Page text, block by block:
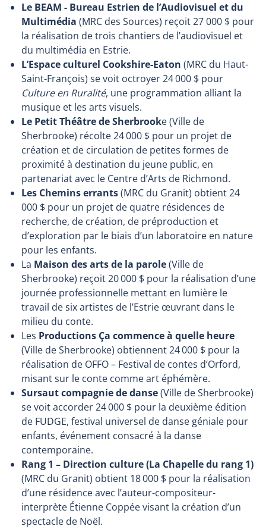
Le BEAM - Bureau Estrien de l’Audiovisuel et du
Multimédia (MRC des Sources) reçoit 27 000 $ pour
la réalisation de trois chantiers de l’audiovisuel et
du multimédia en Estrie.
L’Espace culturel Cookshire-Eaton (MRC du Haut-
Saint-François) se voit octroyer 24 000 $ pour
Culture en Ruralité, une programmation alliant la
musique et les arts visuels.
Le Petit Théâtre de Sherbrooke (Ville de
Sherbrooke) récolte 24 000 $ pour un projet de
création et de circulation de petites formes de
proximité à destination du jeune public, en
partenariat avec le Centre d’Arts de Richmond.
Les Chemins errants(MRC du Granit) obtient 24
000 $ pour un projet de quatre résidences de
recherche, de création, de préproduction et
d’exploration par le biais d’un laboratoire en nature
pour les enfants.
La Maison des arts de la parole(Ville de
Sherbrooke) reçoit 20 000 $ pour la réalisation d’une
journée professionnelle mettant en lumière le
travail de six artistes de l’Estrie œuvrant dans le
milieu du conte.
Les Productions Ça commence à quelle heure
(Ville de Sherbrooke) obtiennent 24 000 $ pour la
réalisation de OFFO – Festival de contes d’Orford,
misant sur le conte comme art éphémère.
Sursaut compagnie de danse(Ville de Sherbrooke)
se voit accorder 24 000 $ pour la deuxième édition
de FUDGE, festival universel de danse géniale pour
enfants, événement consacré à la danse
contemporaine.
Rang 1 – Direction culture (La Chapelle du rang 1)
(MRC du Granit) obtient 18 000 $ pour la réalisation
d’une résidence avec l’auteur-compositeur-
interprète Étienne Coppée visant la création d’un
spectacle de Noël.